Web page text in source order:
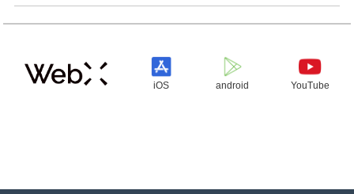
iOS android YouTube